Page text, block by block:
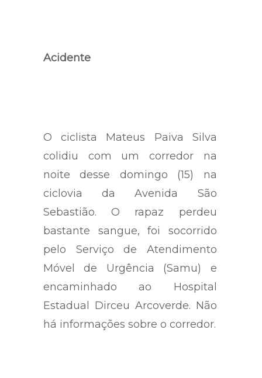
Acidente
O ciclista Mateus Paiva Silva
colidiu com um corredor na
noite desse domingo (15) na
ciclovia da Avenida São
Sebastião. O rapaz perdeu
bastante sangue, foi socorrido
pelo Serviço de Atendimento
Móvel de Urgência (Samu) e
encaminhado ao Hospital
Estadual Dirceu Arcoverde. Não
há informações sobre o corredor.